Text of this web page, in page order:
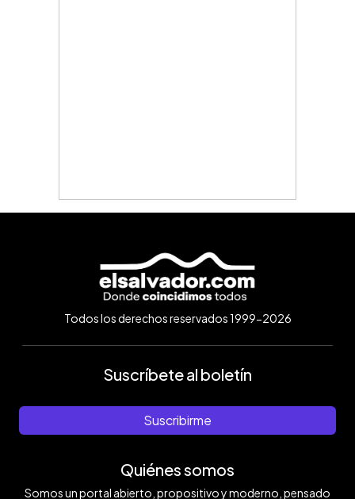
Todos los derechos reservados 1999-2026
Suscríbete al boletín
Suscribirme
Quiénes somos
Somos un portal abierto, propositivo y moderno, pensado